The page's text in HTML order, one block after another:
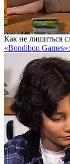
Как не лишиться
«Bondibon